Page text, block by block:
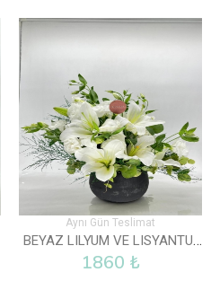
Aynı Gün Teslimat
BEYAZ LILYUM VE LISYANTUS ARAJMANI
1860 ₺